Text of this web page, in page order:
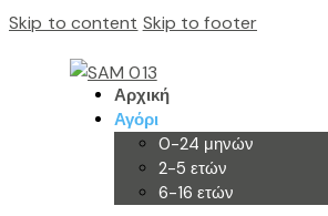
Skip to content Skip to footer
Αρχική
Αγόρι
0-24 μηνών
2-5 ετών
6-16 ετών